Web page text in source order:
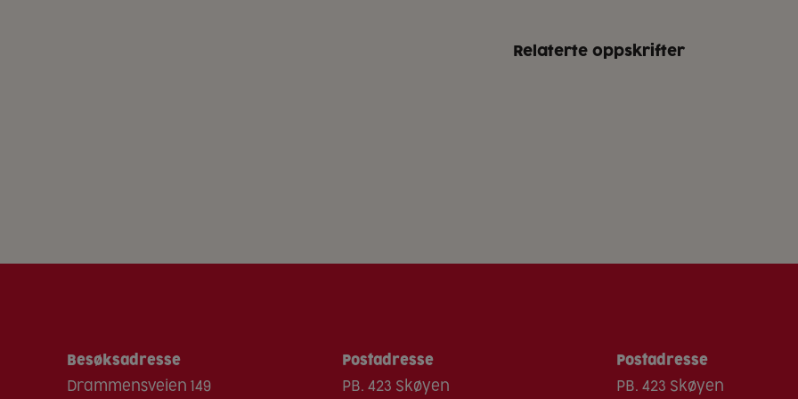
Relaterte oppskrifter
Besøksadresse
Drammensveien 149
Postadresse
PB. 423 Skøyen
Postadresse
PB. 423 Skøyen